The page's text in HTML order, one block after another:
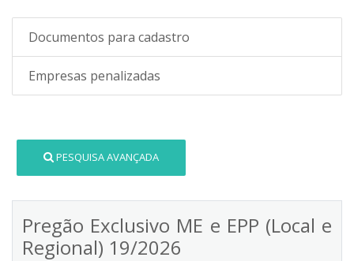
Documentos para cadastro
Empresas penalizadas
PESQUISA AVANÇADA
Pregão Exclusivo ME e EPP (Local e
Regional) 19/2026